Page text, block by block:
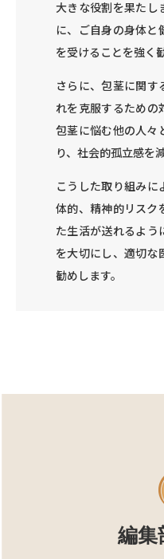
大きな役割を果たし
に、ご自身の身体と
を受けることを強く
さらに、包茎に関す
れを克服するための
包茎に悩む他の人々
り、社会的孤立感を
こうした取り組みに
体的、精神的リスク
た生活が送れるよう
を大切にし、適切な
勧めします。
編集